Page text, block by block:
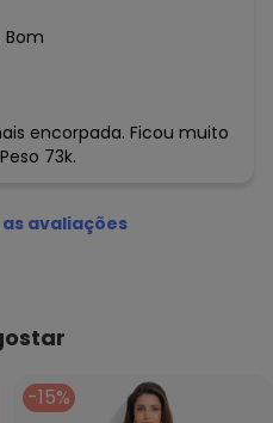
Bom
encorpada. Ficou muito
73k.
avaliações
-15%